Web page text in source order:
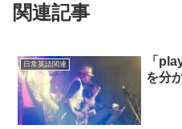
関連記事
日常英語関連
「
を分